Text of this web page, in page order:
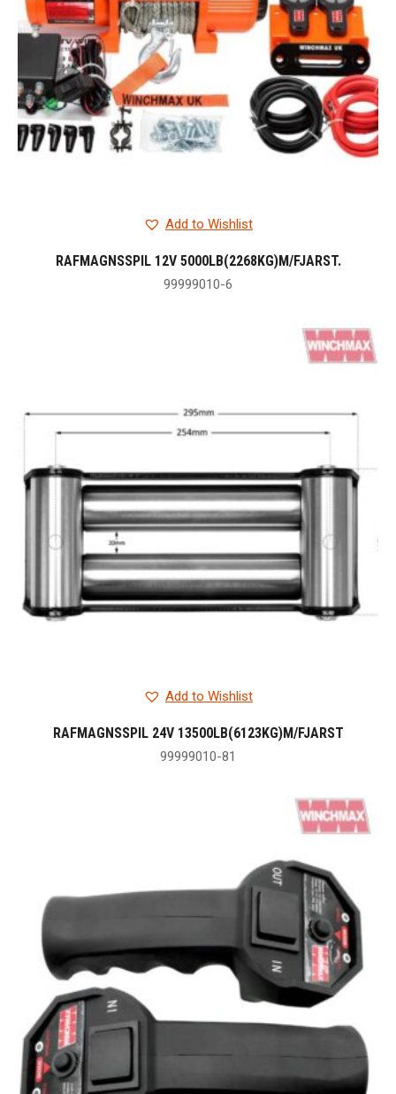
Add to Wishlist
RAFMAGNSSPIL 12V 5000LB(2268KG)M/FJARST.
99999010-6
Add to Wishlist
RAFMAGNSSPIL 24V 13500LB(6123KG)M/FJARST
99999010-81